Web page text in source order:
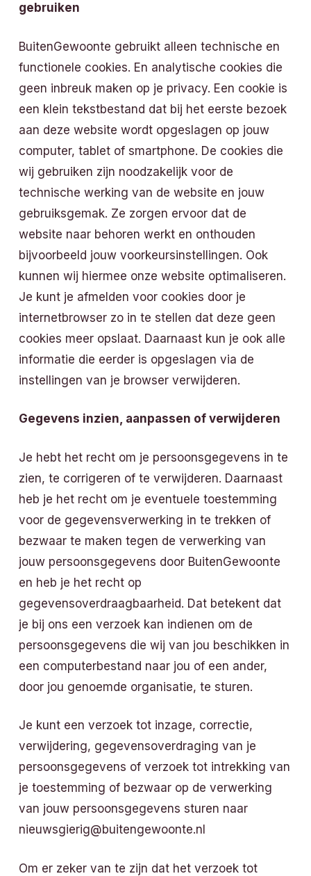
gebruiken
BuitenGewoonte gebruikt alleen technische en
functionele cookies. En analytische cookies die
geen inbreuk maken op je privacy. Een cookie is
een klein tekstbestand dat bij het eerste bezoek
aan deze website wordt opgeslagen op jouw
computer, tablet of smartphone. De cookies die
wij gebruiken zijn noodzakelijk voor de
technische werking van de website en jouw
gebruiksgemak. Ze zorgen ervoor dat de
website naar behoren werkt en onthouden
bijvoorbeeld jouw voorkeursinstellingen. Ook
kunnen wij hiermee onze website optimaliseren.
Je kunt je afmelden voor cookies door je
internetbrowser zo in te stellen dat deze geen
cookies meer opslaat. Daarnaast kun je ook alle
informatie die eerder is opgeslagen via de
instellingen van je browser verwijderen.
Gegevens inzien, aanpassen of verwijderen
Je hebt het recht om je persoonsgegevens in te
zien, te corrigeren of te verwijderen. Daarnaast
heb je het recht om je eventuele toestemming
voor de gegevensverwerking in te trekken of
bezwaar te maken tegen de verwerking van
jouw persoonsgegevens door BuitenGewoonte
en heb je het recht op
gegevensoverdraagbaarheid. Dat betekent dat
je bij ons een verzoek kan indienen om de
persoonsgegevens die wij van jou beschikken in
een computerbestand naar jou of een ander,
door jou genoemde organisatie, te sturen.
Je kunt een verzoek tot inzage, correctie,
verwijdering, gegevensoverdraging van je
persoonsgegevens of verzoek tot intrekking van
je toestemming of bezwaar op de verwerking
van jouw persoonsgegevens sturen naar
nieuwsgierig@buitengewoonte.nl
Om er zeker van te zijn dat het verzoek tot